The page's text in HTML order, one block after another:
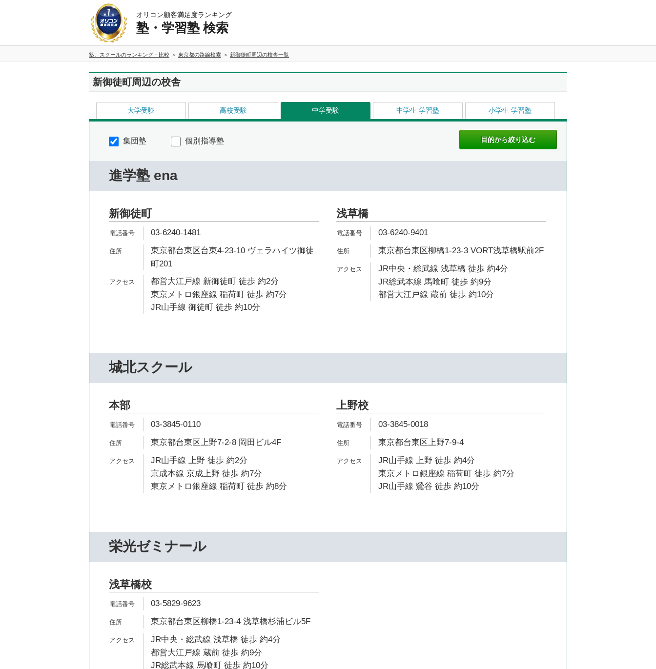
オリコン顧客満足度ランキング
塾・学習塾 検索
塾、スクールのランキング・比較 東京都の路線検索 新御徒町周辺の校舎一覧
新御徒町周辺の校舎
大学受験 高校受験 中学受験 中学生 学習塾 小学生 学習塾
集団塾 個別指導塾
進学塾 ena
新御徒町
03-6240-1481
東京都台東区台東4-23-10 ヴェラハイツ御徒
町201
都営大江戸線 新御徒町 徒歩 約2分
東京メトロ銀座線 稲荷町 徒歩 約7分
JR山手線 御徒町 徒歩 約10分
浅草橋
03-6240-9401
東京都台東区柳橋1-23-3 VORT浅草橋駅前2F
JR中央・総武線 浅草橋 徒歩 約4分
JR総武本線 馬喰町 徒歩 約9分
都営大江戸線 蔵前 徒歩 約10分
城北スクール
本部
03-3845-0110
東京都台東区上野7-2-8 岡田ビル4F
JR山手線 上野 徒歩 約2分
京成本線 京成上野 徒歩 約7分
東京メトロ銀座線 稲荷町 徒歩 約8分
上野校
03-3845-0018
東京都台東区上野7-9-4
JR山手線 上野 徒歩 約4分
東京メトロ銀座線 稲荷町 徒歩 約7分
JR山手線 鶯谷 徒歩 約10分
栄光ゼミナール
浅草橋校
03-5829-9623
東京都台東区柳橋1-23-4 浅草橋杉浦ビル5F
JR中央・総武線 浅草橋 徒歩 約4分
都営大江戸線 蔵前 徒歩 約9分
JR総武本線 馬喰町 徒歩 約10分